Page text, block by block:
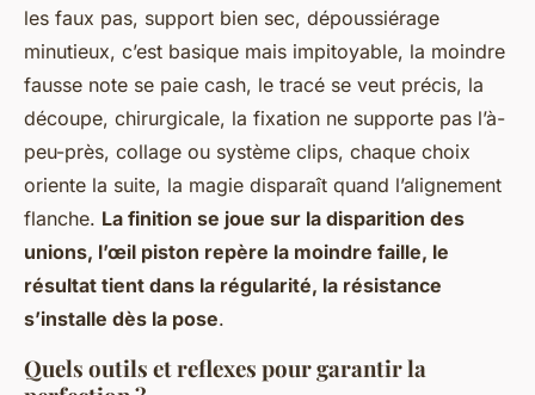
les faux pas, support bien sec, dépoussiérage
minutieux, c’est basique mais impitoyable, la moindre
fausse note se paie cash, le tracé se veut précis, la
découpe, chirurgicale, la fixation ne supporte pas l’à-
peu-près, collage ou système clips, chaque choix
oriente la suite, la magie disparaît quand l’alignement
flanche. La finition se joue sur la disparition des
unions, l’œil piston repère la moindre faille, le
résultat tient dans la régularité, la résistance
s’installe dès la pose.
Quels outils et reflexes pour garantir la